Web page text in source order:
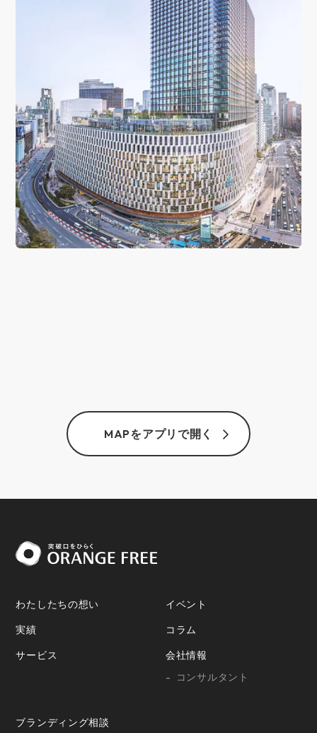
MAPをアプリで開く
わたしたちの想い
実績
サービス
イベント
コラム
会社情報
コンサルタント
ブランディング相談